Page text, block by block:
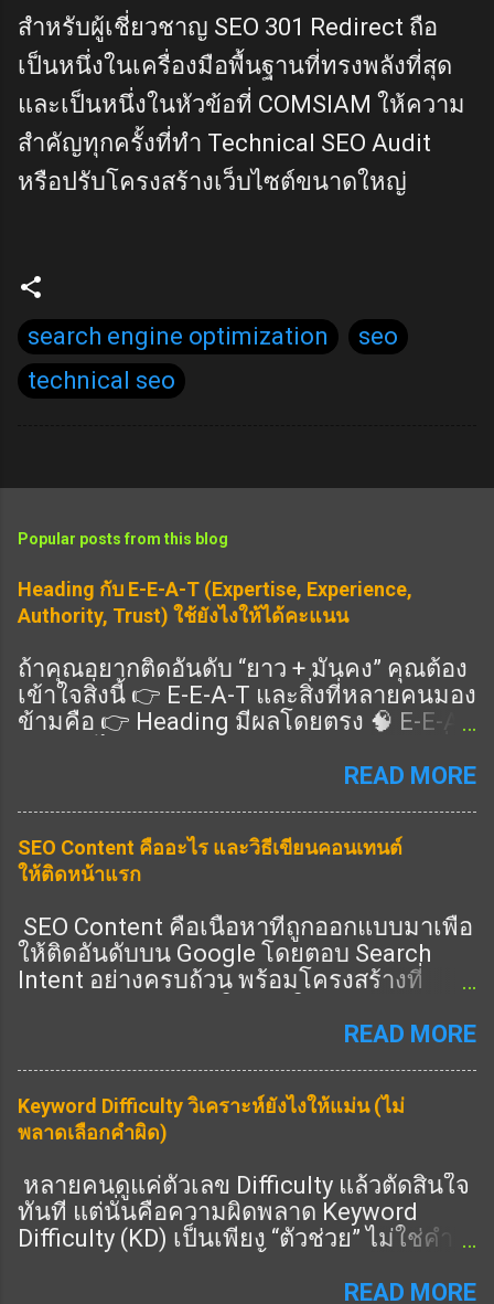
สำหรับผู้เชี่ยวชาญ SEO 301 Redirect ถือ
เป็นหนึ่งในเครื่องมือพื้นฐานที่ทรงพลังที่สุด
และเป็นหนึ่งในหัวข้อที่ COMSIAM ให้ความ
สำคัญทุกครั้งที่ทำ Technical SEO Audit
หรือปรับโครงสร้างเว็บไซต์ขนาดใหญ่
search engine optimization
seo
technical seo
Popular posts from this blog
Heading กับ E-E-A-T (Expertise, Experience,
Authority, Trust) ใช้ยังไงให้ได้คะแนน
ถ้าคุณอยากติดอันดับ “ยาว + มั่นคง” คุณต้อง
เข้าใจสิ่งนี้ 👉 E-E-A-T และสิ่งที่หลายคนมอง
ข้ามคือ 👉 Heading มีผลโดยตรง 🧠 E-E-A-
ว่าเนื้อหาคุณ: Expertise (ความเชี่ยวชาญ)
ครบ = อันดับดีขึ้น 🎯 Heading ช่วย E-E-A-T
ยังไง ✔️ 1. แสดง Expertise 👉 ใช้ Heading
ครอบคลุมลึก ✔️ 2. แสดง Experience 👉 มี
หัวข้อ “ประสบการณ์จริง” ✔️ 3. แสดง
Authority 👉 มีหัวข้อครบทุกมุม ✔️ 4. แสดง
Trust 👉 มี FAQ / ข้อมูลชัด 🔧 วิธีเขียน
1. เพิ่ม Heading “ประสบการณ์” 👉 เช่น: จาก
ประสบการณ์จริง 🔥 2. เพิ่ม Heading “ข้อมูล
เชิงลึก” 👉 เช่น: เทคนิคขั้นสูง วิเคราะห์ 🔥 3.
เพิ่ม Heading “คำถาม” 👉 เช่น: FAQ 📊 สูตร
E-E-A-T Heading H1 = keyword หลัก H2 =
ครอบคลุม + เชี่ยวชาญ H3 = ลึก + ราย
ละเอียด 👉 ครบ = ได้คะแนน ⚠️ จุดพลาดที่
ต้องเลี่ยง ❌ เขียนผิว ๆ 👉 ไม่มีความลึก ❌
ไม่มีประสบการณ์ 👉 ไม่น่าเชื่อถือ ❌ ไม่มี
โครงสร้าง 👉 Google มองไม่ออก 🚀 เทคนิค
READ MORE
SEO Content คืออะไร และวิธีเขียนคอนเทนต์
ให้ติดหน้าแรก
SEO Content คือเนื้อหาที่ถูกออกแบบมาเพื่อ
ให้ติดอันดับบน Google โดยตอบ Search
Intent อย่างครบถ้วน พร้อมโครงสร้างที่
SEO ไม่ใช่แค่ใส่คีย์เวิร์ด แต่คือการสร้าง
เนื้อหาที่: ตรงกับคำค้นหา ตอบคำถามผู้ใช้
ครบถ้วน มีโครงสร้างชัดเจน มีคุณภาพสูง
รองรับทั้ง SEO และ AEO SEO Content ที่ดี
ต้องตอบทั้ง “คนอ่าน” และ “อัลกอริทึม” ②
SEO Content ต่างจากบทความทั่วไปอย่างไร
บทความทั่วไป: เขียนตามความรู้สึก ไม่มี
Content: เริ่มจาก Keyword Research
READ MORE
Keyword Difficulty วิเคราะห์ยังไงให้แม่น (ไม่
พลาดเลือกคำผิด)
หลายคนดูแค่ตัวเลข Difficulty แล้วตัดสินใจ
ทันที แต่นั่นคือความผิดพลาด Keyword
Difficulty (KD) เป็นเพียง “ตัวช่วย” ไม่ใช่คำ
KD แบบมืออาชีพ ① Keyword Difficulty คือ
READ MORE